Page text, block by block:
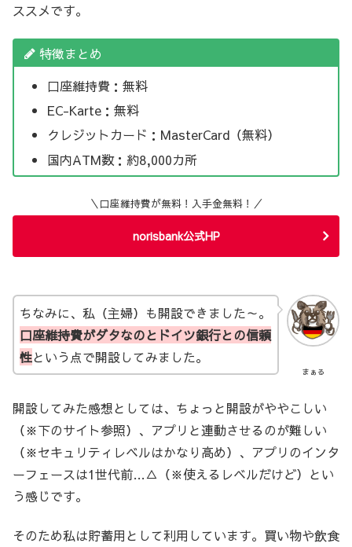
ススメです。
特徴まとめ
口座維持費：無料
EC-Karte：無料
クレジットカード：MasterCard（無料）
国内ATM数：約8,000カ所
＼口座維持費が無料！入手金無料！／
norisbank公式HP
まぁる
ちなみに、私（主婦）も開設できました～。
口座維持費がダタなのとドイツ銀行との信頼
性という点で開設してみました。
開設してみた感想としては、ちょっと開設がややこしい
（※下のサイト参照）、アプリと連動させるのが難しい
（※セキュリティレベルはかなり高め）、アプリのインタ
ーフェースは1世代前…△（※使えるレベルだけど）とい
う感じです。
そのため私は貯蓄用として利用しています。買い物や飲食